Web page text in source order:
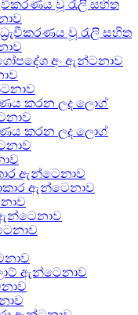
වූ රැලි සහිත
වූ රැලි සහිත
අං ඇන්ටනාව
කරන ලද ලොග්
කරන ලද ලොග්
ඇන්ටෙනාව
ඇන්ටෙනාව
ඇන්ටෙනාව